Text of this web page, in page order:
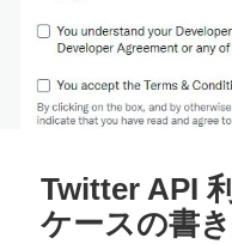
Twitter API
ケースの書